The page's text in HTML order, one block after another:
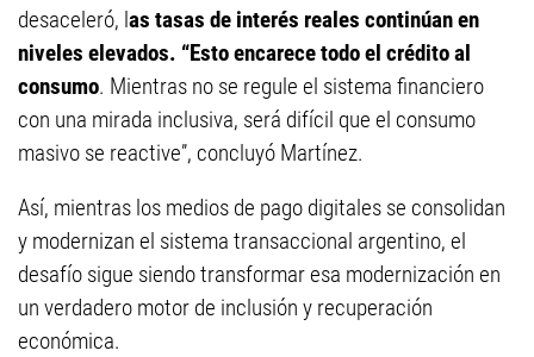
desaceleró, las tasas de interés reales continúan en
niveles elevados. “Esto encarece todo el crédito al
consumo. Mientras no se regule el sistema financiero
con una mirada inclusiva, será difícil que el consumo
masivo se reactive”, concluyó Martínez.
Así, mientras los medios de pago digitales se consolidan
y modernizan el sistema transaccional argentino, el
desafío sigue siendo transformar esa modernización en
un verdadero motor de inclusión y recuperación
económica.